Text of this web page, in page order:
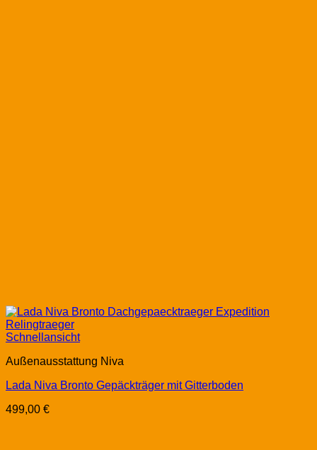
Schnellansicht
Außenausstattung Niva
Lada Niva Bronto Gepäckträger mit Gitterboden
499,00 €